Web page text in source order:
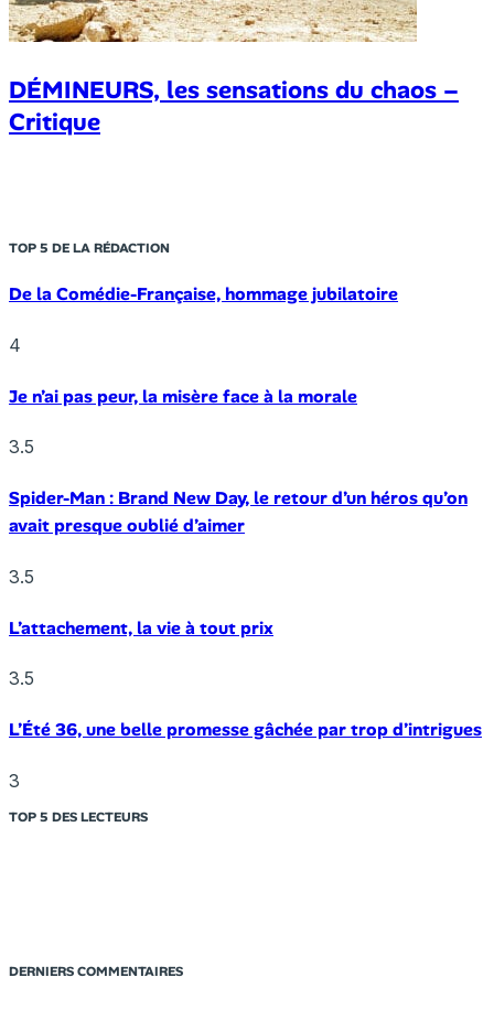
DÉMINEURS, les sensations du chaos –
Critique
TOP 5 DE LA RÉDACTION
De la Comédie-Française, hommage jubilatoire
4
Je n’ai pas peur, la misère face à la morale
3.5
Spider-Man : Brand New Day, le retour d’un héros qu’on
avait presque oublié d’aimer
3.5
L’attachement, la vie à tout prix
3.5
L’Été 36, une belle promesse gâchée par trop d’intrigues
3
TOP 5 DES LECTEURS
DERNIERS COMMENTAIRES